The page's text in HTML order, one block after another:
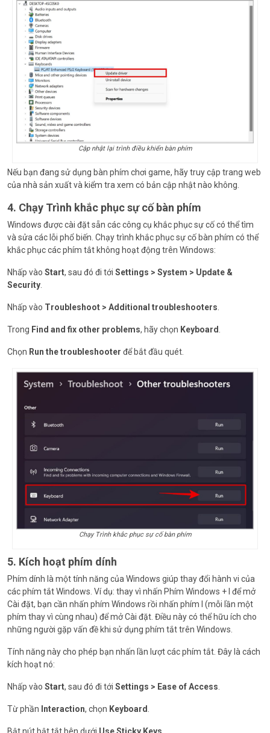
Cập nhật lại trình điều khiển bàn phím
Nếu bạn đang sử dụng bàn phím chơi game, hãy truy cập trang web
của nhà sản xuất và kiểm tra xem có bản cập nhật nào không.
4. Chạy Trình khắc phục sự cố bàn phím
Windows được cài đặt sẵn các công cụ khắc phục sự cố có thể tìm
và sửa các lỗi phổ biến. Chạy trình khắc phục sự cố bàn phím có thể
khắc phục các phím tắt không hoạt động trên Windows:
Nhấp vào Start, sau đó đi tới Settings > System > Update &
Security
Nhấp vào Troubleshoot > Additional troubleshooters
Trong Find and fix other problems, hãy chọn Keyboard
Chọn Run the troubleshooter để bắt đầu quét.
Chạy Trình khắc phục sự cố bàn phím
5. Kích hoạt phím dính
Phím dính là một tính năng của Windows giúp thay đổi hành vi của
các phím tắt Windows. Ví dụ: thay vì nhấn Phím Windows + I để mở
Cài đặt, bạn cần nhấn phím Windows rồi nhấn phím I (mỗi lần một
phím thay vì cùng nhau) để mở Cài đặt. Điều này có thể hữu ích cho
những người gặp vấn đề khi sử dụng phím tắt trên Windows.
Tính năng này cho phép bạn nhấn lần lượt các phím tắt. Đây là cách
kích hoạt nó:
Nhấp vào Start, sau đó đi tới Settings > Ease of Access
Từ phần Interaction, chọn Keyboard
Bật nút bật tắt bên dưới Use Sticky Keys